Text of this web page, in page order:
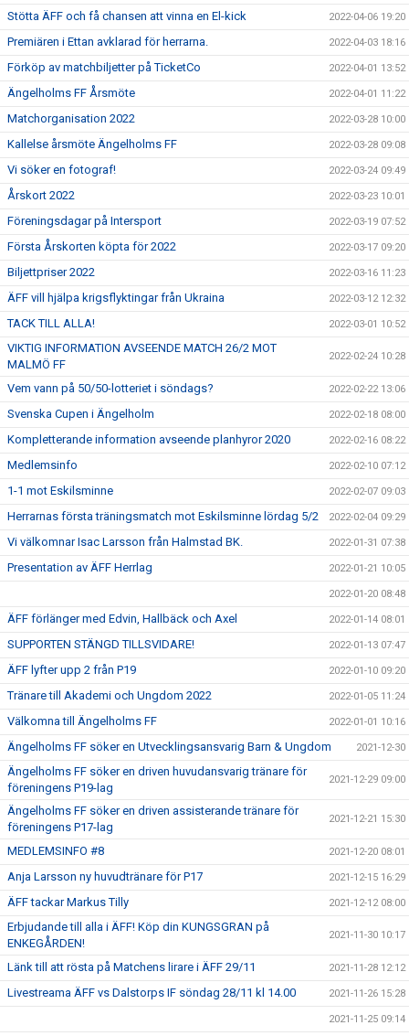
Stötta ÄFF och få chansen att vinna en El-kick 2022-04-06 19:20
Premiären i Ettan avklarad för herrarna. 2022-04-03 18:16
Förköp av matchbiljetter på TicketCo 2022-04-01 13:52
Ängelholms FF Årsmöte 2022-04-01 11:22
Matchorganisation 2022 2022-03-28 10:00
Kallelse årsmöte Ängelholms FF 2022-03-28 09:08
Vi söker en fotograf! 2022-03-24 09:49
Årskort 2022 2022-03-23 10:01
Föreningsdagar på Intersport 2022-03-19 07:52
Första Årskorten köpta för 2022 2022-03-17 09:20
Biljettpriser 2022 2022-03-16 11:23
ÄFF vill hjälpa krigsflyktingar från Ukraina 2022-03-12 12:32
TACK TILL ALLA! 2022-03-01 10:52
VIKTIG INFORMATION AVSEENDE MATCH 26/2 MOT
MALMÖ FF
2022-02-24 10:28
Vem vann på 50/50-lotteriet i söndags? 2022-02-22 13:06
Svenska Cupen i Ängelholm 2022-02-18 08:00
Kompletterande information avseende planhyror 2020 2022-02-16 08:22
Medlemsinfo 2022-02-10 07:12
1-1 mot Eskilsminne 2022-02-07 09:03
Herrarnas första träningsmatch mot Eskilsminne lördag 5/2 2022-02-04 09:29
Vi välkomnar Isac Larsson från Halmstad BK. 2022-01-31 07:38
Presentation av ÄFF Herrlag 2022-01-21 10:05
2022-01-20 08:48
ÄFF förlänger med Edvin, Hallbäck och Axel 2022-01-14 08:01
SUPPORTEN STÄNGD TILLSVIDARE! 2022-01-13 07:47
ÄFF lyfter upp 2 från P19 2022-01-10 09:20
Tränare till Akademi och Ungdom 2022 2022-01-05 11:24
Välkomna till Ängelholms FF 2022-01-01 10:16
Ängelholms FF söker en Utvecklingsansvarig Barn & Ungdom 2021-12-30
Ängelholms FF söker en driven huvudansvarig tränare för
föreningens P19-lag
2021-12-29 09:00
Ängelholms FF söker en driven assisterande tränare för
föreningens P17-lag
2021-12-21 15:30
MEDLEMSINFO #8 2021-12-20 08:01
Anja Larsson ny huvudtränare för P17 2021-12-15 16:29
ÄFF tackar Markus Tilly 2021-12-12 08:00
Erbjudande till alla i ÄFF! Köp din KUNGSGRAN på
ENKEGÅRDEN!
2021-11-30 10:17
Länk till att rösta på Matchens lirare i ÄFF 29/11 2021-11-28 12:12
Livestreama ÄFF vs Dalstorps IF söndag 28/11 kl 14.00 2021-11-26 15:28
2021-11-25 09:14